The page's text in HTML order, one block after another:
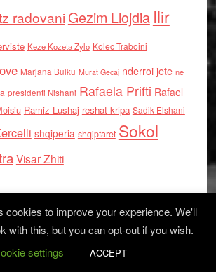
radovaniGezim Llojdia Ilir
Keze Kozeta Zylo Kolec Traboini
Marjana Bulku Murat Gecaj nderroi jete ne
presidenti Nishani Rafaela Prifti Rafael
Ramiz Lushaj reshat kripa Sadik Elshani
shqiperia shqiptaret Sokol
Visar Zhiti
Log in
cookies to improve your experience. We'll
with this, but you can opt-out if you wish.
settings
ACCEPT